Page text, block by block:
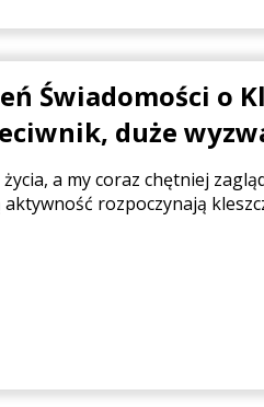
Świadomości o
duże
a my coraz chętniej
rozpoczynają